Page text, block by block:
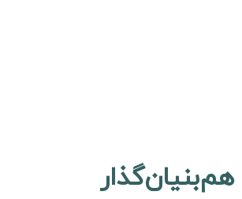
هم‌بنیان‌گذار